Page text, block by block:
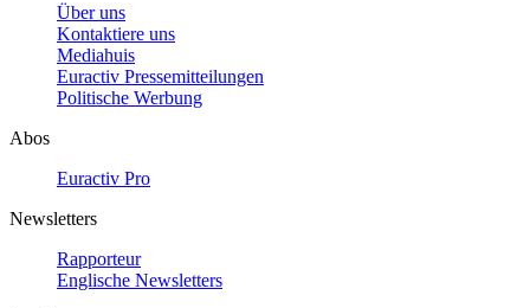
Über uns
Kontaktiere uns
Mediahuis
Euractiv Pressemitteilungen
Politische Werbung
Abos
Euractiv Pro
Newsletters
Rapporteur
Englische Newsletters